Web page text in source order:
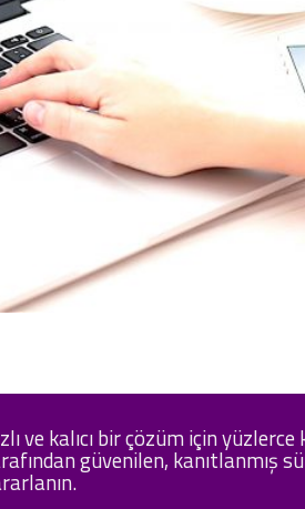
ve kalıcı bir çözüm için
güvenilen, kanıtlanmış